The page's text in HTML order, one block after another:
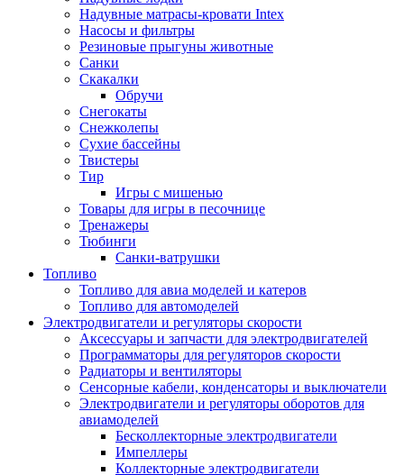
Надувные матрасы-кровати Intex
Насосы и фильтры
Резиновые прыгуны животные
Санки
Скакалки
Обручи
Снегокаты
Снежколепы
Сухие бассейны
Твистеры
Тир
Игры с мишенью
Товары для игры в песочнице
Тренажеры
Тюбинги
Санки-ватрушки
Топливо
Топливо для авиа моделей и катеров
Топливо для автомоделей
Электродвигатели и регуляторы скорости
Аксессуары и запчасти для электродвигателей
Программаторы для регуляторов скорости
Радиаторы и вентиляторы
Сенсорные кабели, конденсаторы и выключатели
Электродвигатели и регуляторы оборотов для
авиамоделей
Бесколлекторные электродвигатели
Импеллеры
Коллекторные электродвигатели